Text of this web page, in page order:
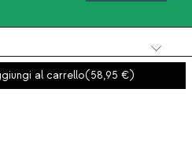
al carrello(58,95 )